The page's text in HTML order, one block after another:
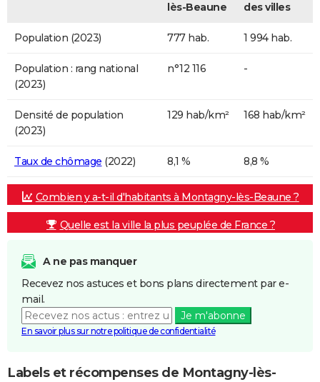
lès-Beaune
des villes
Population (2023) 777 hab. 1 994 hab.
Population : rang national
(2023)
n°12 116 -
Densité de population
(2023)
129 hab/km² 168 hab/km²
Taux de chômage (2022) 8,1 % 8,8 %
Combien y a-t-il d'habitants à Montagny-lès-Beaune ?
Quelle est la ville la plus peuplée de France ?
A ne pas manquer
Recevez nos astuces et bons plans directement par e-
mail.
Je m'abonne
En savoir plus sur notre politique de confidentialité
Labels et récompenses de Montagny-lès-